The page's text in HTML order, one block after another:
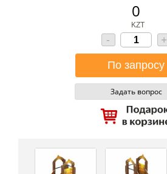
0
KZT
- +
Задать вопрос